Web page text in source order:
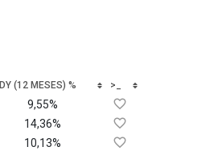
DY (12 MESES) % >_
9,55%
14,36%
10,13%